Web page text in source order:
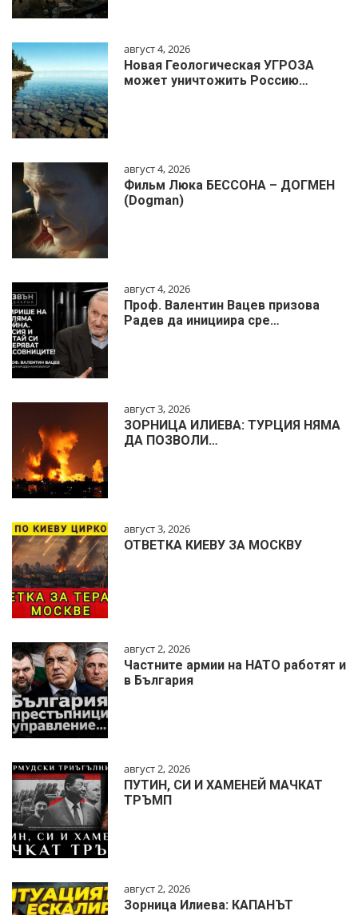
август 4, 2026
Новая Геологическая УГРОЗА
может уничтожить Россию…
август 4, 2026
Фильм Люка БЕССОНА – ДОГМЕН
(Dogman)
август 4, 2026
Проф. Валентин Вацев призова
Радев да инициира сре…
август 3, 2026
ЗОРНИЦА ИЛИЕВА: ТУРЦИЯ НЯМА
ДА ПОЗВОЛИ…
август 3, 2026
ОТВЕТКА КИЕВУ ЗА МОСКВУ
август 2, 2026
Частните армии на НАТО работят и
в България
август 2, 2026
ПУТИН, СИ И ХАМЕНЕЙ МАЧКАТ
ТРЪМП
август 2, 2026
Зорница Илиева: КАПАНЪТ